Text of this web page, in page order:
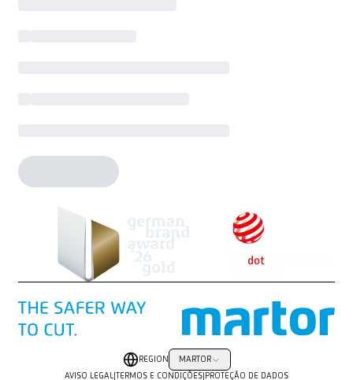
REGION MARTOR
AVISO LEGAL TERMOS E CONDIÇÕES PROTEÇÃO DE DADOS